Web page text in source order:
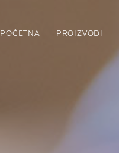
POČETNA PROIZVODI